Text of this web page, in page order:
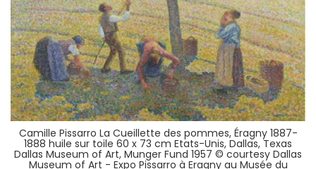
Camille Pissarro La Cueillette des pommes, Éragny 1887-
1888 huile sur toile 60 x 73 cm Etats-Unis, Dallas, Texas
Dallas Museum of Art, Munger Fund 1957 © courtesy Dallas
Museum of Art - Expo Pissarro à Eragny au Musée du